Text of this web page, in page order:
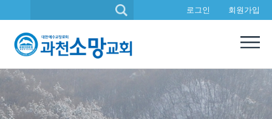
로그인 회원가입